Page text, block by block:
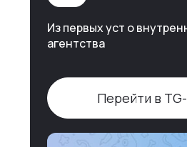
Из первых уст о
агентства
Перейти в